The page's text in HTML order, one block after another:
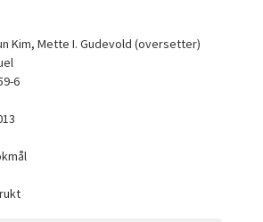
Kim, Mette I. Gudevold (oversetter)
6